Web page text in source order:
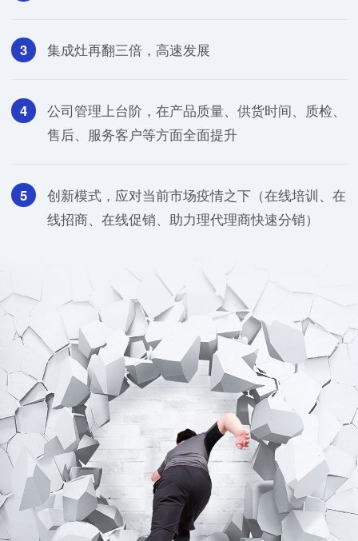
3 集成灶再翻三倍，高速发展
4
公司管理上台阶，在产品质量、供货时间、质检、
售后、服务客户等方面全面提升
5
创新模式，应对当前市场疫情之下（在线培训、在
线招商、在线促销、助力理代理商快速分销）